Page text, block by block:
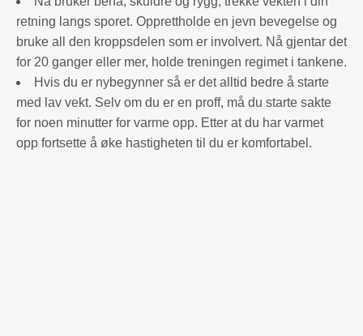
retning langs sporet. Opprettholde en jevn bevegelse og
bruke all den kroppsdelen som er involvert. Nå gjentar det
for 20 ganger eller mer, holde treningen regimet i tankene.
Hvis du er nybegynner så er det alltid bedre å starte
med lav vekt. Selv om du er en proff, må du starte sakte
for noen minutter for varme opp. Etter at du har varmet
opp fortsette å øke hastigheten til du er komfortabel.